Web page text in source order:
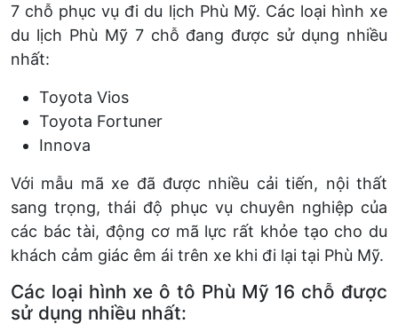
7 chỗ phục vụ đi du lịch Phù Mỹ. Các loại hình xe
du lịch Phù Mỹ 7 chỗ đang được sử dụng nhiều
nhất:
Toyota Vios
Toyota Fortuner
Innova
Với mẫu mã xe đã được nhiều cải tiến, nội thất
sang trọng, thái độ phục vụ chuyên nghiệp của
các bác tài, động cơ mã lực rất khỏe tạo cho du
khách cảm giác êm ái trên xe khi đi lại tại Phù Mỹ.
Các loại hình xe ô tô Phù Mỹ 16 chỗ được
sử dụng nhiều nhất: